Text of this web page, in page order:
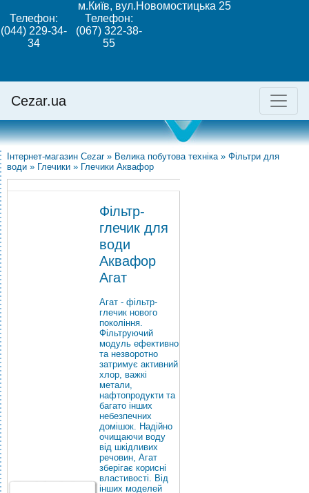
м.Київ, вул.Новомостицька 25
Телефон:
(044) 229-34-
34
Телефон:
(067) 322-38-
55
Cezar.ua
Інтернет-магазин Cezar » Велика побутова техніка» Фільтри для
води » Глечики » Глечики Аквафор
Фільтр-
глечик для
води
Аквафор
Агат
Агат - фільтр-
глечик нового
покоління.
Фільтруючий
модуль ефективно
та незворотно
затримує активний
хлор, важкі
метали,
нафтопродукти та
багато інших
небезпечних
домішок. Надійно
очищаючи воду
від шкідливих
речовин, Агат
зберігає корисні
властивості. Від
інших моделей